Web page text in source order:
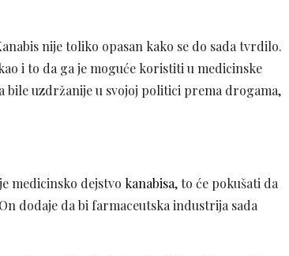
nije toliko opasan kako se do sada tvrdilo.
i to da ga je moguće koristiti u medicinske
bile uzdržanije u svojoj politici prema drogama,
medicinsko dejstvo kanabisa, to će pokušati da
dodaje da bi farmaceutska industrija sada